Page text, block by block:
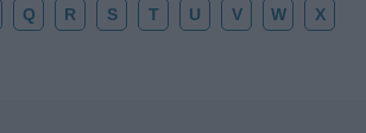
Q R S T U V W X